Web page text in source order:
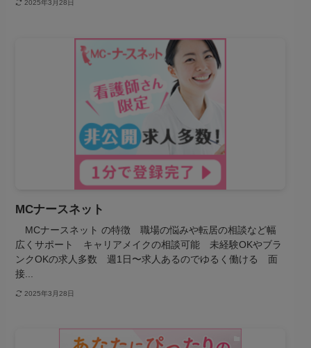
2025年3月28日
MCナースネット
MCナースネット の特徴 職場の悩みや転居の相談など幅
広くサポート キャリアメイクの相談可能 未経験OKやブラ
ンクOKの求人多数 週1日〜求人あるのでゆるく働ける 面
接...
2025年3月28日